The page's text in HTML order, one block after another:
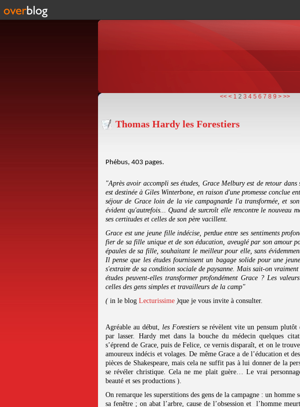
<< < 1 2 3 4 5 6 7 8 9 > >>
Thomas Hardy les Forestiers
Phébus, 403 pages.
"Après avoir accompli ses études, Grace Melbury est de retour
est destinée à Giles Winterbone, en raison d'une promesse conclue
séjour de Grace loin de la vie campagnarde l'a transformée, et
évident qu'autrefois... Quand de surcroît elle rencontre le nouveau
ses certitudes et celles de son père vacillent.
Grace est une jeune fille indécise, perdue entre ses sentiments
fier de sa fille unique et de son éducation, aveuglé par son amour
épaules de sa fille, souhaitant le meilleur pour elle, sans
Il pense que les études fournissent un bagage solide pour une
s'extraire de sa condition sociale de paysanne. Mais sait-on
études peuvent-elles transformer profondément Grace ? Les
celles des gens simples et travailleurs de la camp"
( in le blog Lecturissime )que je vous invite à consulter.
Agréable au début, les Forestiersse révèlent vite un pensum plutôt
par lasser. Hardy met dans la bouche du médecin quelques
s’éprend de Grace, puis de Felice, ce vernis disparaît, et on le
amoureux indécis et volages. De même Grace a de l’éducation et
pièces de Shakespeare, mais cela ne suffit pas à lui donner de la
se révéler christique. Cela ne me plait guère… Le vrai
beauté et ses productions ).
On remarque les superstitions des gens de la campagne : un
sa fenêtre ; on abat l’arbre, cause de l’obsession et l’homme